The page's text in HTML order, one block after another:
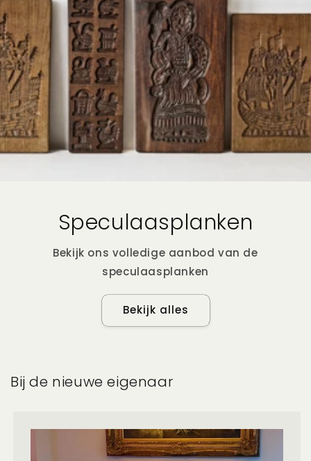
Speculaasplanken
Bekijk ons volledige aanbod van de
speculaasplanken
Bekijk alles
Bij de nieuwe eigenaar